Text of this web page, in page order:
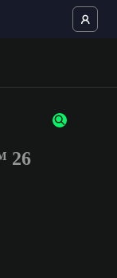
numbers
26